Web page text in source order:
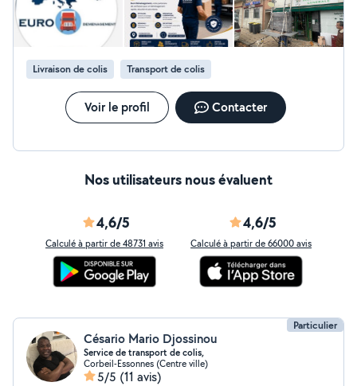
Livraison de colis Transport de colis
Voir le profil Contacter
Nos utilisateurs nous évaluent
4,6/5
Calculé à partir de 48731 avis
4,6/5
Calculé à partir de 66000 avis
Particulier
Césario Mario Djossinou
Service de transport de colis,
Corbeil-Essonnes (Centre ville)
5/5 (11 avis)